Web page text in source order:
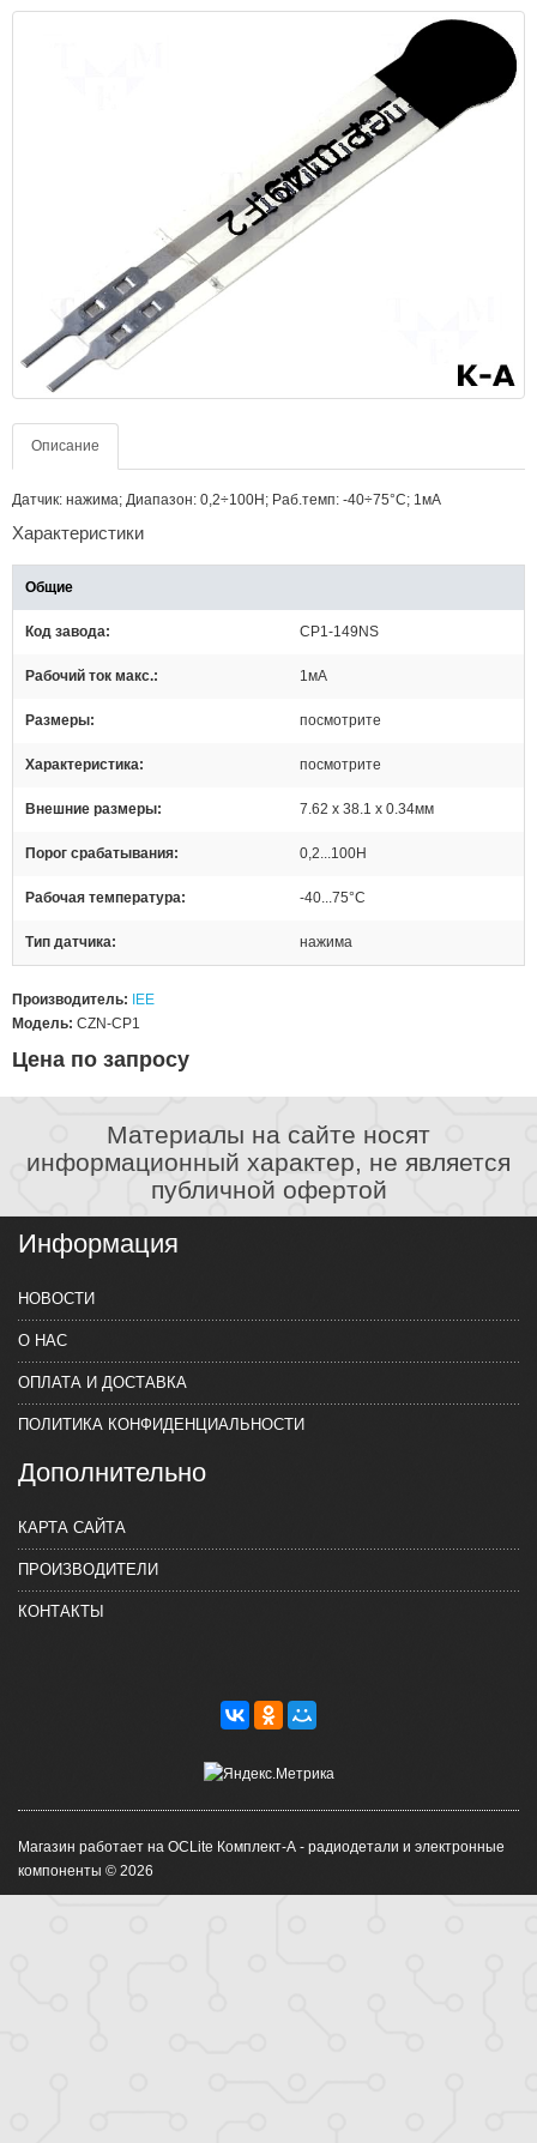
Описание
Датчик: нажима; Диапазон: 0,2÷100Н; Раб.темп: -40÷75°C; 1мА
Характеристики
Общие
Код завода CP1-149NS
Рабочий ток макс. 1мА
Размеры посмотрите
Характеристика посмотрите
Внешние размеры 7.62 x 38.1 x 0.34мм
Порог срабатывания 0,2...100Н
Рабочая температура -40...75°C
Тип датчика нажима
Производитель: IEE
Модель: CZN-CP1
Цена по запросу
Материалы на сайте носят
информационный характер, не является
публичной офертой
Информация
НОВОСТИ
О НАС
ОПЛАТА И ДОСТАВКА
ПОЛИТИКА КОНФИДЕНЦИАЛЬНОСТИ
Дополнительно
КАРТА САЙТА
ПРОИЗВОДИТЕЛИ
КОНТАКТЫ
Магазин работает на OCLite Комплект-А - радиодетали и электронные
компоненты © 2026